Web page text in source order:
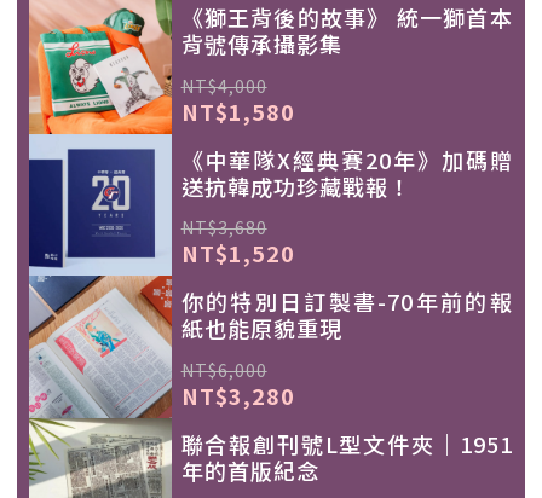
《獅王背後的故事》 統一獅首本
背號傳承攝影集
NT$4,000
NT$1,580
《中華隊X經典賽20年》加碼贈
送抗韓成功珍藏戰報！
NT$3,680
NT$1,520
你的特別日訂製書-70年前的報
紙也能原貌重現
NT$6,000
NT$3,280
聯合報創刊號L型文件夾｜1951
年的首版紀念